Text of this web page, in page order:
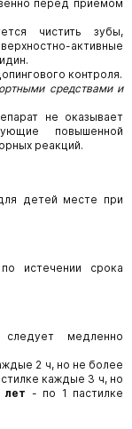
перед приемом
чистить зубы,
активные
контроля.
средствами и
не оказывает
повышенной
реакций.
детей месте при
истечении срока
медленно
2 ч, но не более
каждые 3 ч, но
- по 1 пастилке